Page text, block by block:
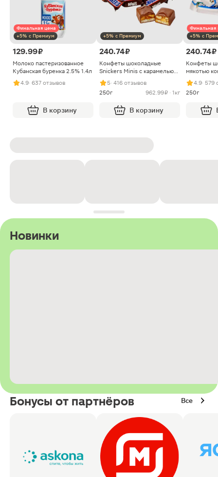
Финальная цена
+5% с Премиум
129.99 ₽
Молоко пастеризованное
Кубанская буренка 2.5% 1.4л
4.9· 637 отзывов
В корзину
+5% с Премиум
240.74 ₽
Конфеты шоколадные
Snickers Minis с карамелью
арахисом и нугой
5· 416 отзывов
250г
962.99 ₽ · 1кг
В корзину
Финальная
+5% с
240.74 ₽
Конфеты
мякотью
4.9· 579
250г
Новинки
Бонусы от партнёров Все